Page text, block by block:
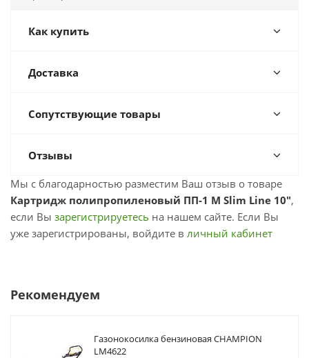
Как купить
Доставка
Сопутствующие товары
Отзывы
Мы с благодарностью разместим Ваш отзыв о товаре
Картридж полипропиленовый ПП-1 М Slim Line 10",
если Вы зарегистрируетесь на нашем сайте. Если Вы
уже зарегистрированы, войдите в личный кабинет
Рекомендуем
Газонокосилка бензиновая CHAMPION
LM4622